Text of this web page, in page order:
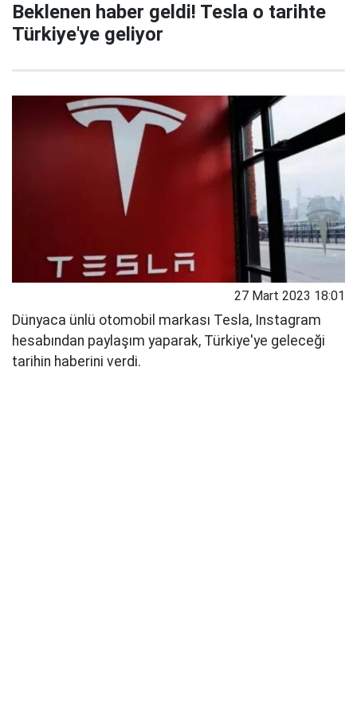
Beklenen haber geldi! Tesla o tarihte
Türkiye'ye geliyor
27 Mart 2023 18:01
Dünyaca ünlü otomobil markası Tesla, Instagram
hesabından paylaşım yaparak, Türkiye'ye geleceği
tarihin haberini verdi.